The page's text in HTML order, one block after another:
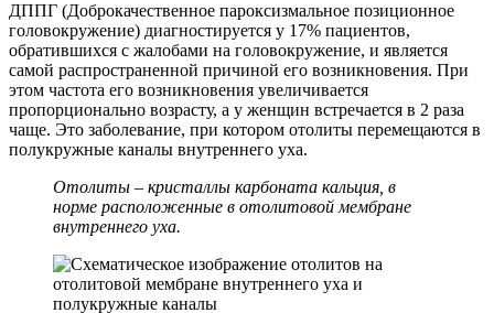
ДППГ (Доброкачественное пароксизмальное позиционное
головокружение) диагностируется у 17% пациентов,
обратившихся с жалобами на головокружение, и является
самой распространенной причиной его возникновения. При
этом частота его возникновения увеличивается
пропорционально возрасту, а у женщин встречается в 2 раза
чаще. Это заболевание, при котором отолиты перемещаются в
полукружные каналы внутреннего уха.
Отолиты – кристаллы карбоната кальция, в
норме расположенные в отолитовой мембране
внутреннего уха.